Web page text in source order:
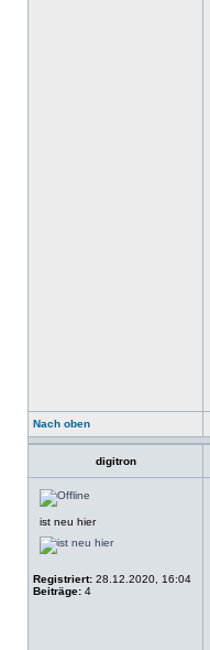
Nach oben
digitron
ist neu hier
Registriert: 28.12.2020, 16:04
Beiträge: 4